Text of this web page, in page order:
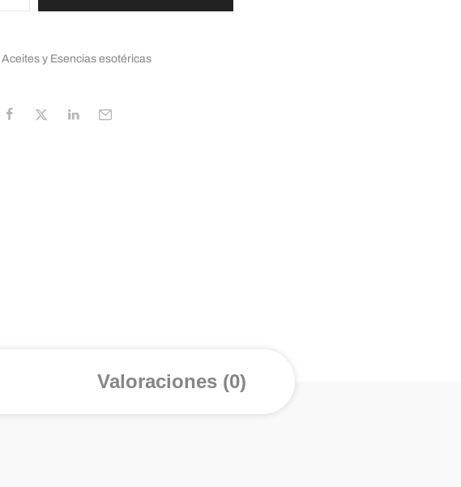
Aceites y Esencias esotéricas
Valoraciones (0)